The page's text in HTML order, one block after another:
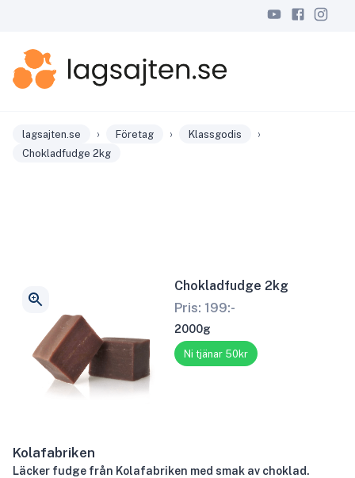
lagsajten.se › Företag › Klassgodis ›
Chokladfudge 2kg
Chokladfudge 2kg
Pris: 199:-
2000g
Ni tjänar 50kr
Kolafabriken
Läcker fudge från Kolafabriken med smak av choklad.